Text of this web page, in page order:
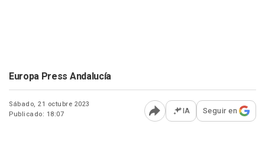
Europa Press Andalucía
Sábado, 21 octubre 2023
Publicado: 18:07
Abrir opciones para
IA Seguir en